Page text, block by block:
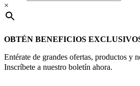
×
OBTÉN BENEFICIOS
Entérate de grandes ofertas, productos y
Inscríbete a nuestro boletín ahora.